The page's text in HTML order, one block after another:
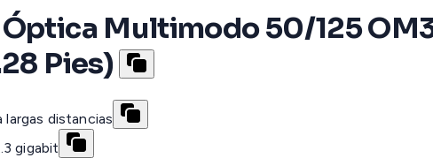
Multimodo 50/125
Pies)
distancias
gigabit